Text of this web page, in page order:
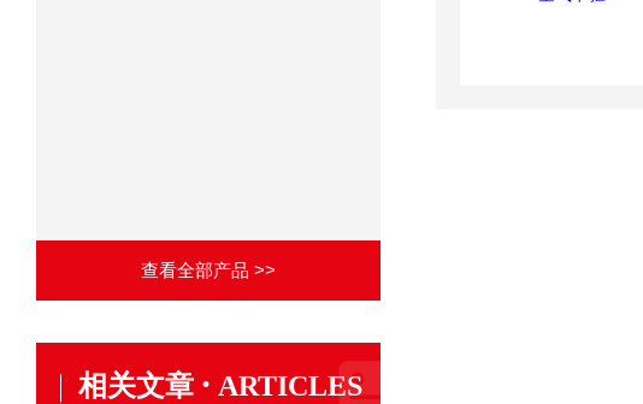
查看全部产品 >>
相关文章 · ARTICLES